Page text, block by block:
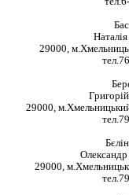
29000,
29000,
29000,